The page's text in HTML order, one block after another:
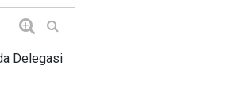
Delegasi